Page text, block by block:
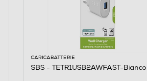
CARICABATTERIE
SBS - TETR1USB2AWFAST-Bianco